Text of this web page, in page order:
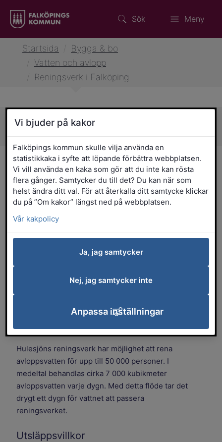
Sök Meny
Startsida
Bygga & bo
Vatten och avlopp
Reningsverk i Falköping
Sidans innehåll
Reningsverk i Falköping
I Falköpings kommun finns åtta
reningsverk i drift, varav de tre största
finns i Falköping, Stenstorp och Floby. Till
pumpstationer anslutna.
Hulesjöns reningsverk behandlar avloppsvatten
Gudhem, Torbjörntorp, Kättilstorp och Vartofta
Hulesjöns reningsverk har möjlighet att rena
avloppsvatten för upp till 50 000 personer. I
medeltal behandlas cirka 7 000 kubikmeter
avloppsvatten varje dygn. Med detta flöde tar det
drygt ett dygn för vattnet att passera
reningsverket.
Utsläppsvillkor
Vi bjuder på kakor
Falköpings kommun skulle vilja använda en
statistikkaka i syfte att löpande förbättra webbplatsen.
Vi vill använda en kaka som gör att du inte kan rösta
flera gånger. Samtycker du till det? Du kan när som
helst ändra ditt val. För att återkalla ditt samtycke klickar
du på ”Om kakor” längst ned på webbplatsen.
Vår kakpolicy
Ja, jag samtycker
Nej, jag samtycker inte
Anpassa inställningar